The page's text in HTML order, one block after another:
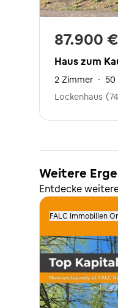
87.900 €
Haus zum
2 Zimmer · 50
Lockenhaus
Weitere
Entdecke
FALC Immobilien